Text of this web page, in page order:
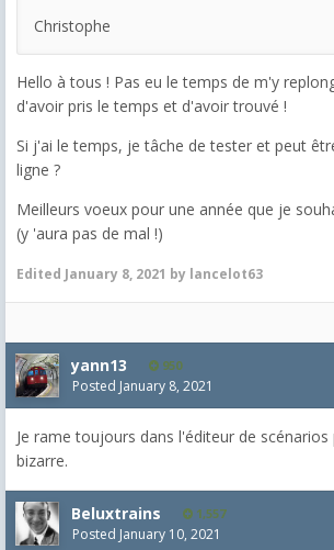
Christophe
Hello à tous ! Pas eu le temps de m'y
d'avoir pris le temps et d'avoir trouvé !
Si j'ai le temps, je tâche de tester et peut
ligne ?
Meilleurs voeux pour une année que je
(y 'aura pas de mal !)
Edited January 8, 2021 by lancelot63
yann13 950
Posted January 8, 2021
Je rame toujours dans l'éditeur de
bizarre.
Beluxtrains 1,557
Posted January 10, 2021